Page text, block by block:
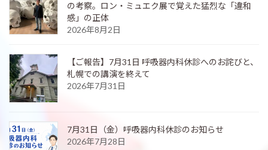
の考察。ロン・ミュエク展で覚えた猛烈な「違和
感」の正体
2026年8月2日
【ご報告】7月31日 呼吸器内科休診へのお詫びと、
札幌での講演を終えて
2026年7月31日
7月31日（金）呼吸器内科休診のお知らせ
2026年7月28日